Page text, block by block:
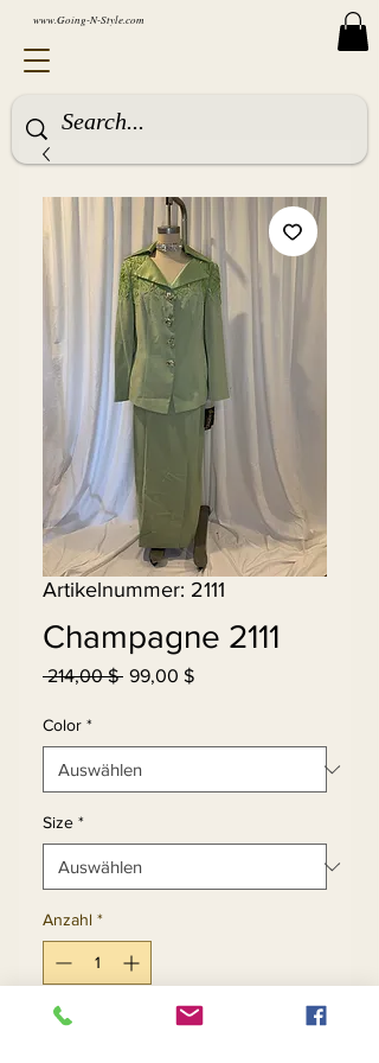
www.Going-N-Style.com
Artikelnummer: 2111
Champagne 2111
214,00 $ Standardpreis
99,00 $Sale-
Color *
Size *
Anzahl *